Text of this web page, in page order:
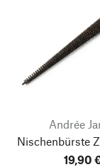
Andrée
Nischenbürste
19,90